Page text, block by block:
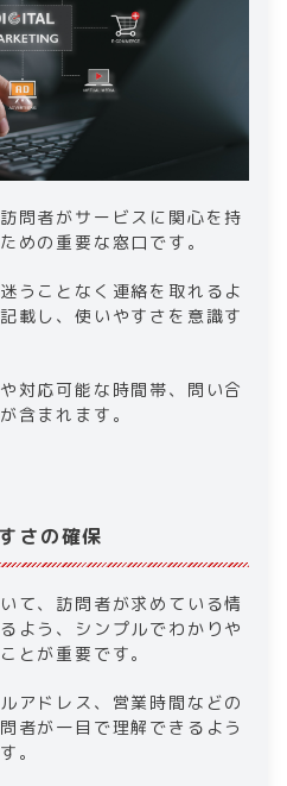
問者がサービスに関心を持
めの重要な窓口です。
うことなく連絡を取れるよ
載し、使いやすさを意識す
対応可能な時間帯、問い合
含まれます。
さの確保
て、訪問者が求めている情
よう、シンプルでわかりや
とが重要です。
アドレス、営業時間などの
者が一目で理解できるよう
。